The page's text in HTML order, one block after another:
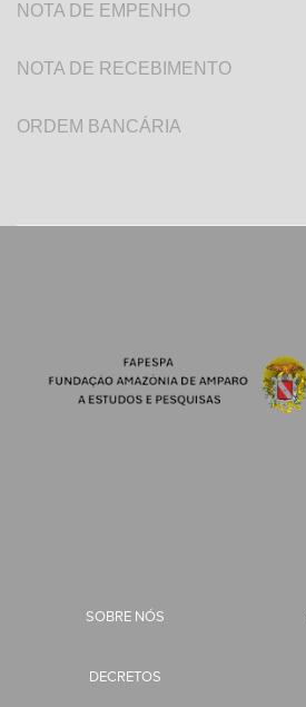
NOTA DE EMPENHO
NOTA DE RECEBIMENTO
ORDEM BANCÁRIA
SOBRE NÓS
DECRETOS